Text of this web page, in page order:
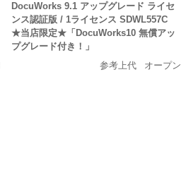
DocuWorks 9.1 アップグレード ライセ
ンス認証版 / 1ライセンス SDWL557C
★当店限定★「DocuWorks10 無償アッ
プグレード付き！」
参考上代
オープン